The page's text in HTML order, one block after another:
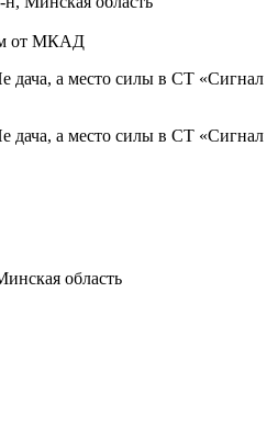
от МКАД
дача, а место силы в СТ «Сигнал
дача, а место силы в СТ «Сигнал
область